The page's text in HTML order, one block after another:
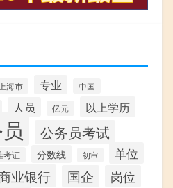
海市 专业 中国
人员 亿元 以上学历
公务员考试
考证 分数线 初审 单位
业银行 国企 岗位